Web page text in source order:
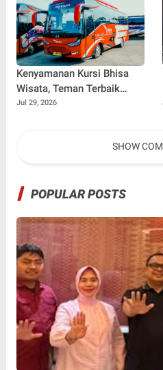
Kenyamanan Kursi Bhisa
Wisata, Teman Terbaik
untuk Perjalanan Jauh
Jul 29, 2026
SHOW
POPULAR POSTS